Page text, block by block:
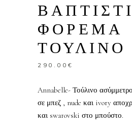
ΦΟΡΕΜΑ
ΤΟΥΛΙΝΟ
290.00 €
Annabelle- Τούλινο
σε μπεζ , nude και ivory
και swarovski στο μπούστο.